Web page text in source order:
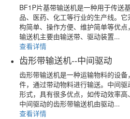
BF1P片基带输送机是一种用于传送
品、医药、化工等行业的生产线。
构简单、操作方便、维护简单等优
输送机主要由输送带、驱动装置...
查看详情
齿形带输送机--中间驱动
齿形带输送机是一种运输物料的设
件，通过带动物料进行输送。中间
形式，具有很多优点，如传动效率高
中间驱动的齿形带输送机由驱动...
查看详情